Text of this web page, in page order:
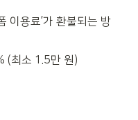
이용료’가 환불되는 방
(최소 1.5만 원)